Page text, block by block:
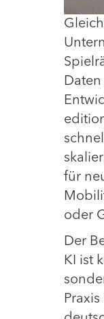
für
oder
Der
KI ist